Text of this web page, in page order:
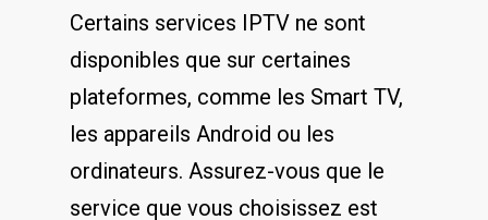
Certains services‍ IPTV ne sont
‌disponibles‌ que sur⁤ certaines
plateformes, comme ‍les Smart TV,
les appareils ⁣Android ou les
‌ordinateurs. ⁢Assurez-vous ‌que ​le
service que ⁢vous‍ choisissez est